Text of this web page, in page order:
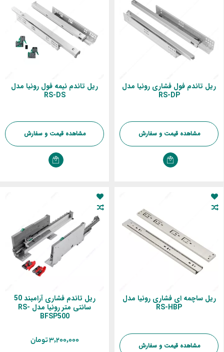
ریل تاندم فول فشاری رونیا مدل
RS-DP
مشاهده قیمت و سفارش
ریل تاندم نیمه فول رونیا مدل
RS-DS
مشاهده قیمت و سفارش
ریل ساچمه ای فشاری رونیا مدل
RS-HBP
مشاهده قیمت و سفارش
ریل تاندم فشاری آرامبند 50
سانتی متر رونیا مدل RS-
BFSP500
‎3,200,000 تومان